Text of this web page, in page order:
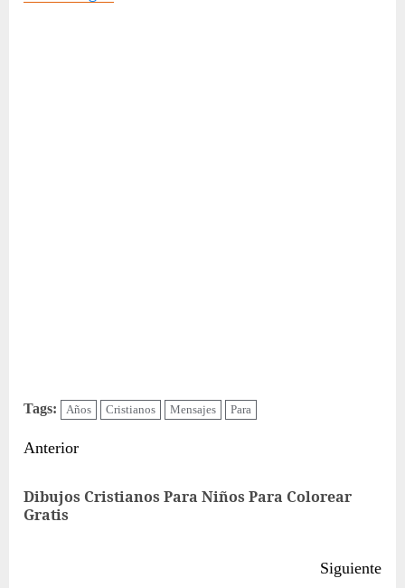
Tags: Años Cristianos Mensajes Para
Sigue
leyendo
Anterior
Dibujos Cristianos Para Niños Para Colorear
Gratis
Siguiente